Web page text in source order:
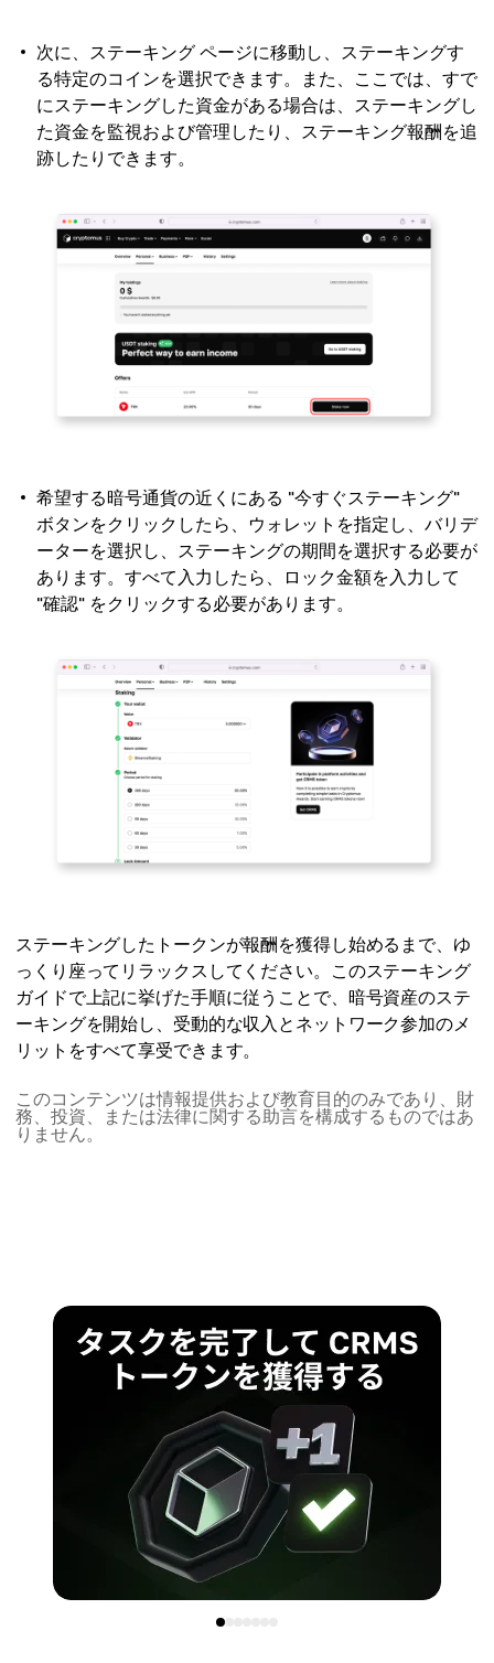
次に、ステーキング ページに移動し、ステーキングす
る特定のコインを選択できます。また、ここでは、すで
にステーキングした資金がある場合は、ステーキングし
た資金を監視および管理したり、ステーキング報酬を追
跡したりできます。
希望する暗号通貨の近くにある "今すぐステーキング"
ボタンをクリックしたら、ウォレットを指定し、バリデ
ーターを選択し、ステーキングの期間を選択する必要が
あります。すべて入力したら、ロック金額を入力して
"確認" をクリックする必要があります。
ステーキングしたトークンが報酬を獲得し始めるまで、ゆ
っくり座ってリラックスしてください。このステーキング
ガイドで上記に挙げた手順に従うことで、暗号資産のステ
ーキングを開始し、受動的な収入とネットワーク参加のメ
リットをすべて享受できます。
このコンテンツは情報提供および教育目的のみであり、財
務、投資、または法律に関する助言を構成するものではあ
りません。